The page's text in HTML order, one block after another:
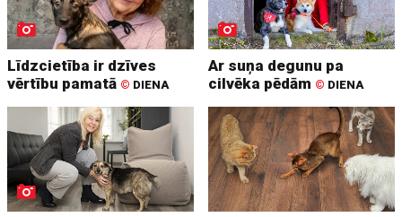
Līdzcietība ir dzīves
vērtību pamatā © DIENA
Ar suņa degunu pa
cilvēka pēdām © DIENA